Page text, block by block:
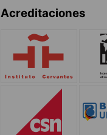
Acreditaciones